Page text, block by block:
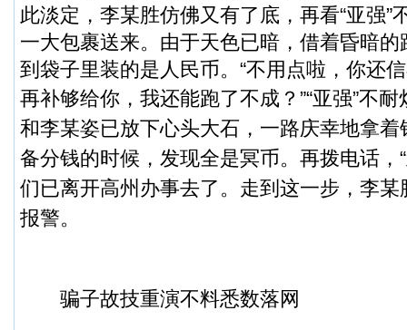
此淡定，李某胜仿佛又有了底，再看“亚强”
一大包裹送来。由于天色已暗，借着昏暗
到袋子里装的是人民币。“不用点啦，你还
再补够给你，我还能跑了不成？”“亚强”不耐
和李某姿已放下心头大石，一路庆幸地拿
备分钱的时候，发现全是冥币。再拨电话，
们已离开高州办事去了。 走到这一步，李
报警。
骗子故技重演不料悉数落网